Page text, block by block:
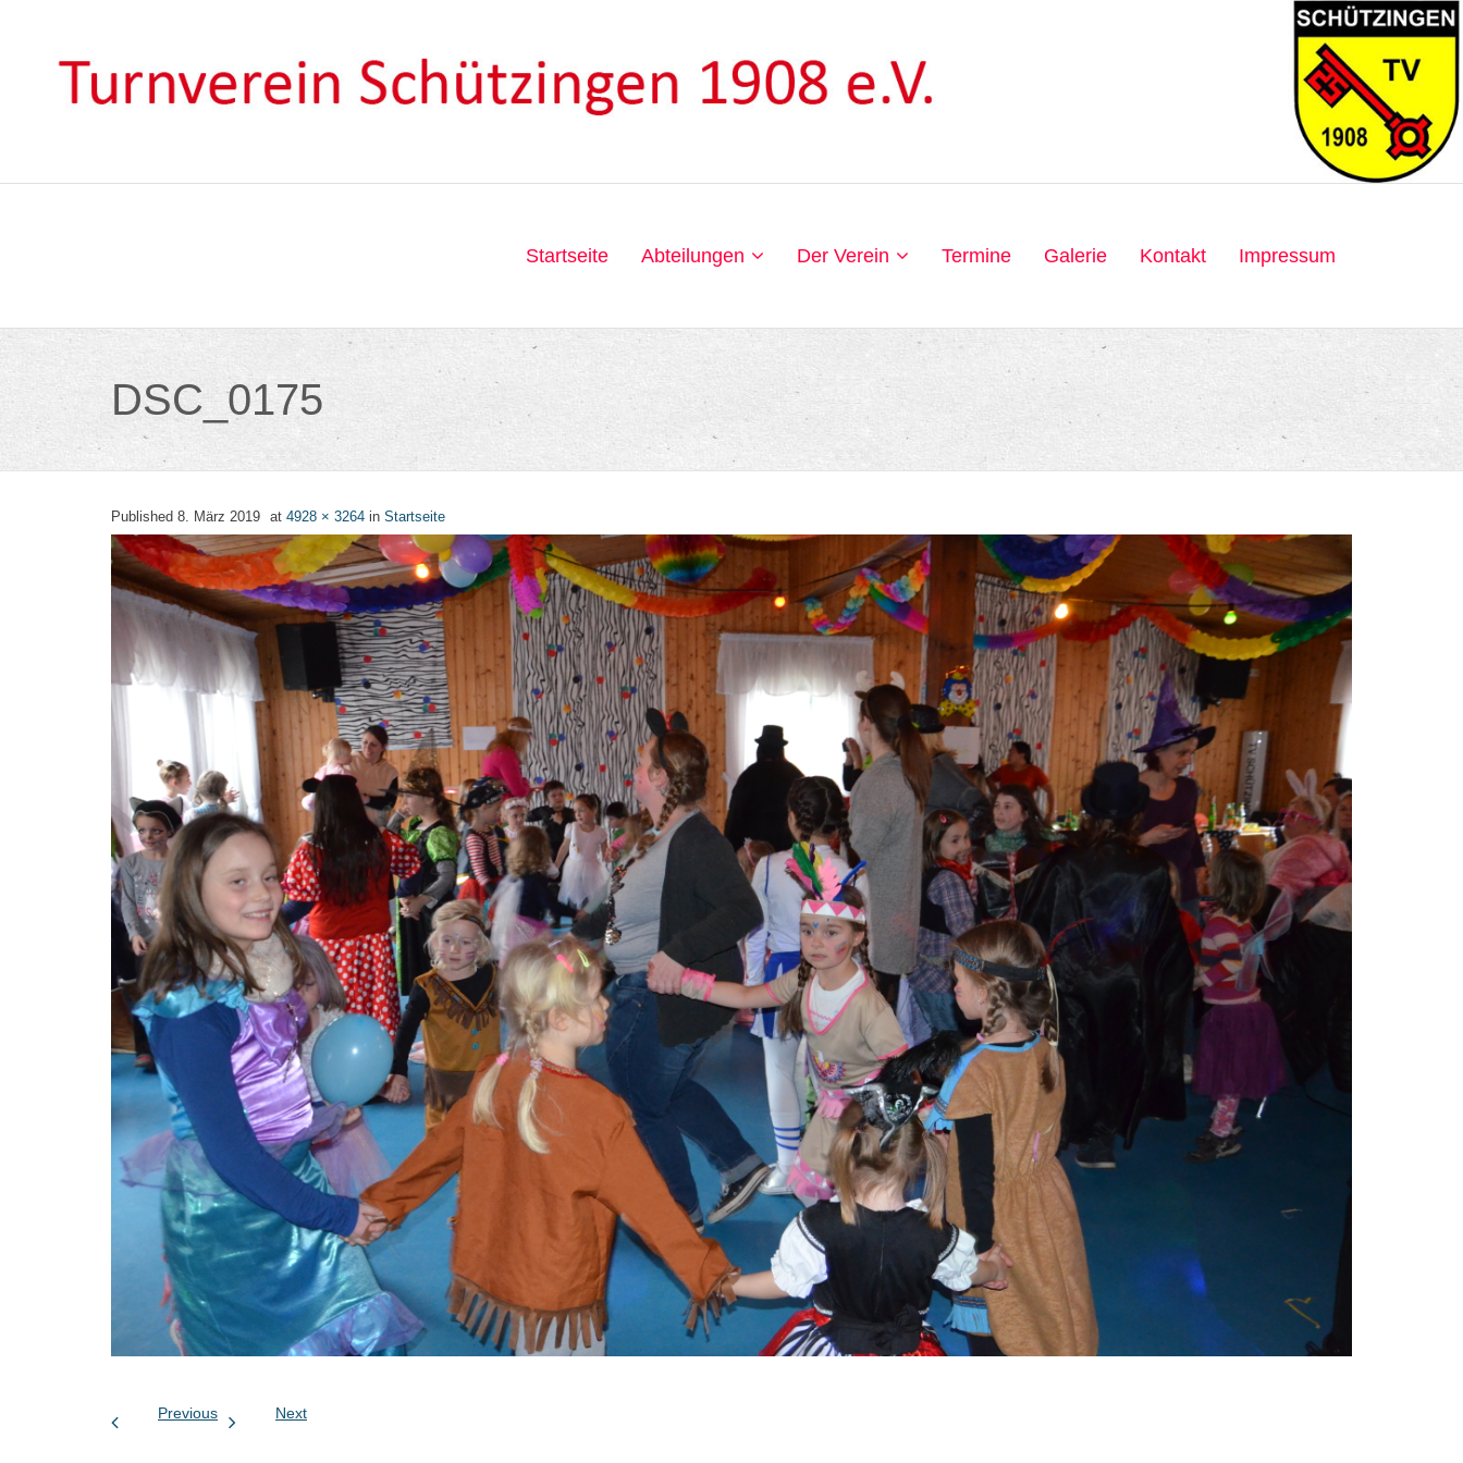
Startseite Abteilungen Der Verein Termine Galerie Kontakt Impressum
DSC_0175
Published 8. März 2019 at 4928 × 3264 in Startseite
Previous Next